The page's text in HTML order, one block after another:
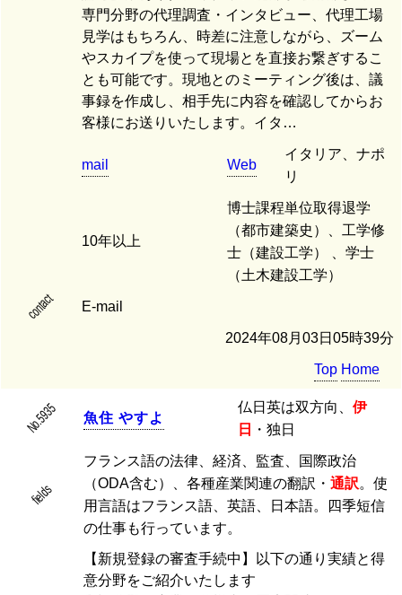
専門分野の代理調査・インタビュー、代理工場
見学はもちろん、時差に注意しながら、ズーム
やスカイプを使って現場とを直接お繋ぎするこ
とも可能です。現地とのミーティング後は、議
事録を作成し、相手先に内容を確認してからお
客様にお送りいたします。イタ…
mail Web
イタリア、ナポ
リ
10年以上
博士課程単位取得退学
（都市建築史）、工学修
士（建設工学） 、学士
（土木建設工学）
contact E-mail
2024年08月03日05時39分
Top Home
No.5935 魚住 やすよ
仏日英は双方向、 伊
日
・独日
fields
フランス語の法律、経済、監査、国際政治
（ODA含む）、各種産業関連の翻訳・ 通訳。使
用言語はフランス語、英語、日本語。四季短信
の仕事も行っています。
【新規登録の審査手続中】以下の通り実績と得
意分野をご紹介いたします